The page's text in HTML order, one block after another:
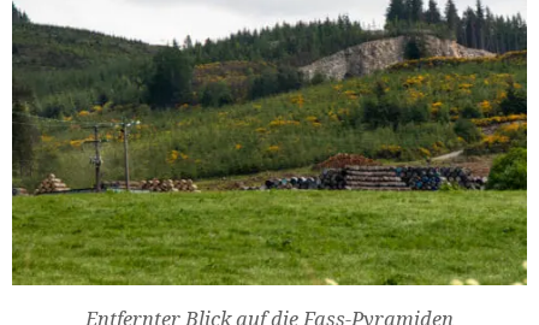
Entfernter Blick auf die Fass-Pyramiden